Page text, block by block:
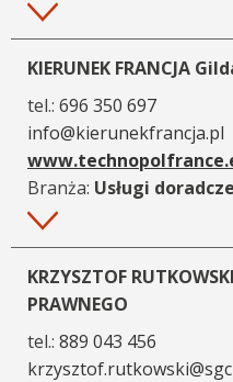
Więcej
KIERUNEK FRANCJA
tel.: 696 350 697
info@kierunekfrancja.pl
Branża: Usługi doradcze
Więcej
KRZYSZTOF
PRAWNEGO
tel.: 889 043 456